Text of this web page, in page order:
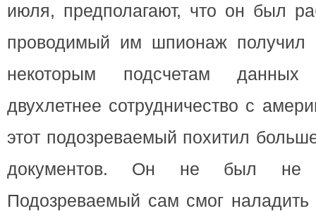
июля, предполагают, что он был
проводимый им шпионаж
некоторым подсчетам
двухлетнее сотрудничество с
этот подозреваемый похитил
документов. Он не был не
Подозреваемый сам смог